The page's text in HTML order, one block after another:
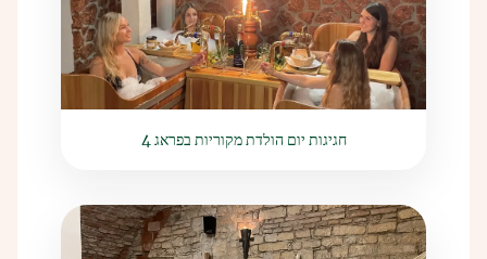
4 חגיגות יום הולדת מקוריות בפראג